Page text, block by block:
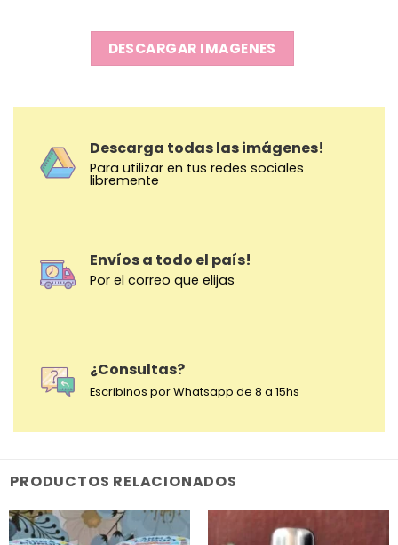
DESCARGAR IMAGENES
Descarga todas las imágenes!
Para utilizar en tus redes sociales
libremente
Envíos a todo el país!
Por el correo que elijas
¿Consultas?
Escribinos por Whatsapp de 8 a 15hs
PRODUCTOS RELACIONADOS